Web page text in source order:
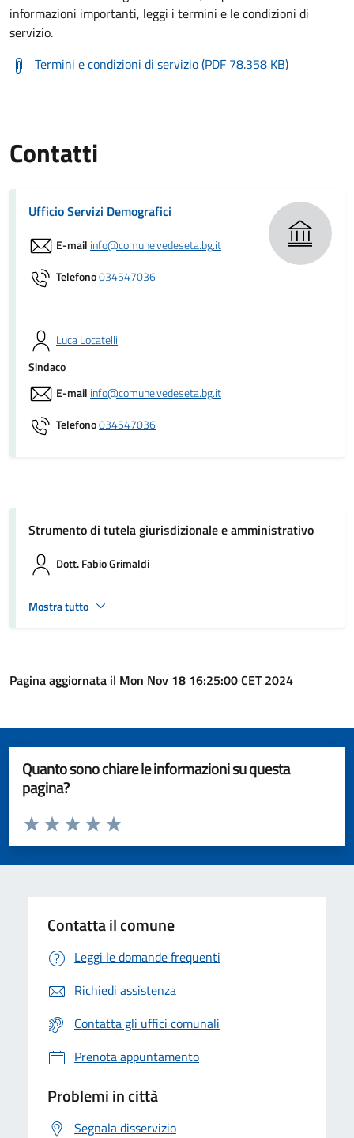
informazioni importanti, leggi i termini e le condizioni di
servizio.
Termini e condizioni di servizio (PDF 78.358 KB)
Contatti
Ufficio Servizi Demografici
E-mail info@comune.vedeseta.bg.it
Telefono034547036
Luca Locatelli
Sindaco
E-mail info@comune.vedeseta.bg.it
Telefono034547036
Strumento di tutela giurisdizionale e amministrativo
Dott. Fabio Grimaldi
Mostra tutto
Pagina aggiornata il Mon Nov 18 16:25:00 CET 2024
Quanto sono chiare le informazioni su questa
pagina?
Valuta da 1 a 5 stelle la pagina
Valuta 5 stelle su 5
Valuta 4 stelle su 5
Valuta 3 stelle su 5
Valuta 2 stelle su 5
Valuta 1 stelle su 5
Contatta il comune
Leggi le domande frequenti
Richiedi assistenza
Contatta gli uffici comunali
Prenota appuntamento
Problemi in città
Segnala disservizio